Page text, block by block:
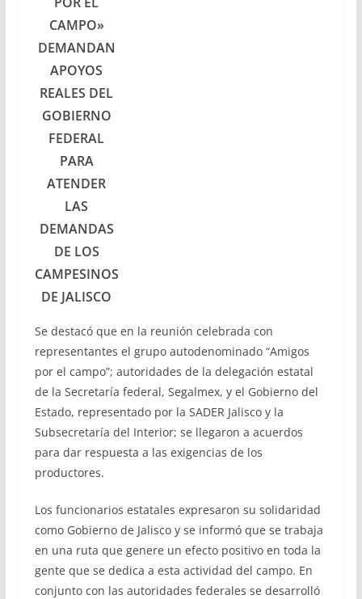
CAMPO»
DEMANDAN
APOYOS
REALES DEL
GOBIERNO
FEDERAL
PARA
ATENDER
LAS
DEMANDAS
DE LOS
CAMPESINOS
DE JALISCO
Se destacó que en la reunión celebrada con
representantes el grupo autodenominado “Amigos
por el campo”; autoridades de la delegación estatal
de la Secretaría federal, Segalmex, y el Gobierno del
Estado, representado por la SADER Jalisco y la
Subsecretaría del Interior; se llegaron a acuerdos
para dar respuesta a las exigencias de los
productores.
Los funcionarios estatales expresaron su solidaridad
como Gobierno de Jalisco y se informó que se trabaja
en una ruta que genere un efecto positivo en toda la
gente que se dedica a esta actividad del campo. En
conjunto con las autoridades federales se desarrolló